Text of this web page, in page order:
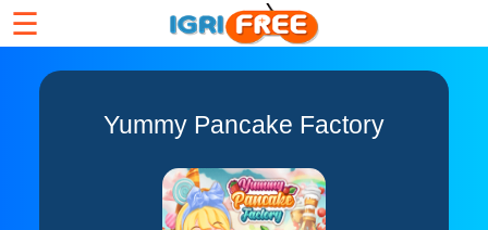
☰
Yummy Pancake Factory